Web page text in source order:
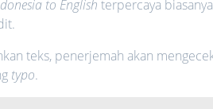
to English terpercaya
teks, penerjemah akan
typo.